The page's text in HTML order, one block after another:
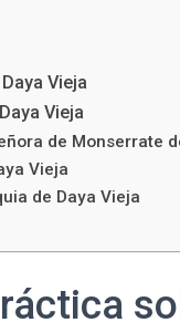
Vieja
Vieja
de Monserrate
Vieja
de Daya Vieja